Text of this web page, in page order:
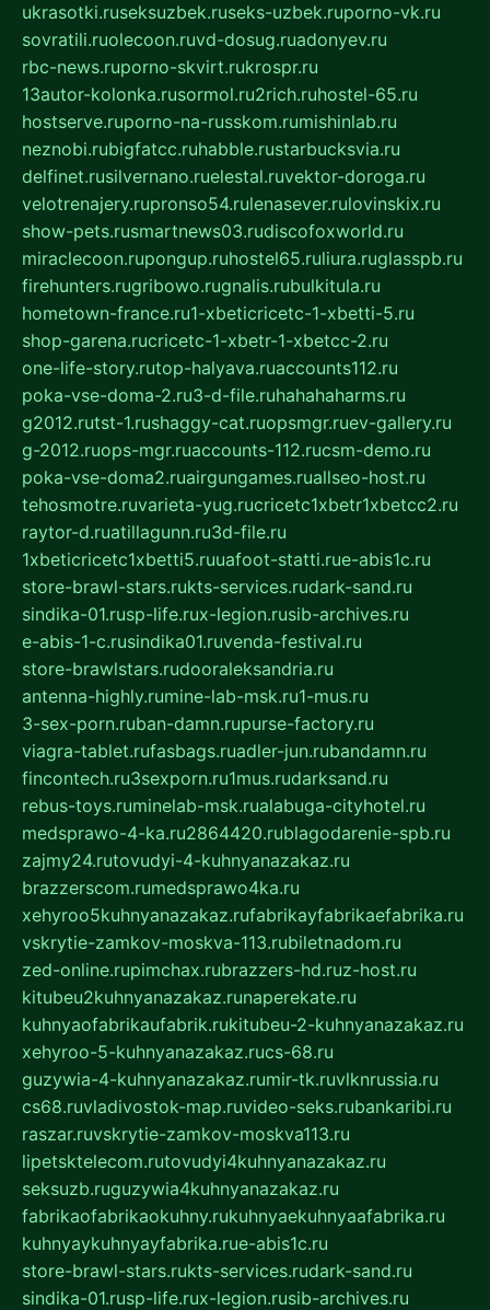
ukrasotki.ruseksuzbek.ruseks-uzbek.ruporno-vk.ru
sovratili.ruolecoon.ruvd-dosug.ruadonyev.ru
rbc-news.ruporno-skvirt.rukrospr.ru
13autor-kolonka.rusormol.ru2rich.ruhostel-65.ru
hostserve.ruporno-na-russkom.rumishinlab.ru
neznobi.rubigfatcc.ruhabble.rustarbucksvia.ru
delfinet.rusilvernano.ruelestal.ruvektor-doroga.ru
velotrenajery.rupronso54.rulenasever.rulovinskix.ru
show-pets.rusmartnews03.rudiscofoxworld.ru
miraclecoon.rupongup.ruhostel65.ruliura.ruglasspb.ru
firehunters.rugribowo.rugnalis.rubulkitula.ru
hometown-france.ru1-xbeticricetc-1-xbetti-5.ru
shop-garena.rucricetc-1-xbetr-1-xbetcc-2.ru
one-life-story.rutop-halyava.ruaccounts112.ru
poka-vse-doma-2.ru3-d-file.ruhahahaharms.ru
g2012.rutst-1.rushaggy-cat.ruopsmgr.ruev-gallery.ru
g-2012.ruops-mgr.ruaccounts-112.rucsm-demo.ru
poka-vse-doma2.ruairgungames.ruallseo-host.ru
tehosmotre.ruvarieta-yug.rucricetc1xbetr1xbetcc2.ru
raytor-d.ruatillagunn.ru3d-file.ru
1xbeticricetc1xbetti5.ruuafoot-statti.rue-abis1c.ru
store-brawl-stars.rukts-services.rudark-sand.ru
sindika-01.rusp-life.rux-legion.rusib-archives.ru
e-abis-1-c.rusindika01.ruvenda-festival.ru
store-brawlstars.rudooraleksandria.ru
antenna-highly.rumine-lab-msk.ru1-mus.ru
3-sex-porn.ruban-damn.rupurse-factory.ru
viagra-tablet.rufasbags.ruadler-jun.rubandamn.ru
fincontech.ru3sexporn.ru1mus.rudarksand.ru
rebus-toys.ruminelab-msk.rualabuga-cityhotel.ru
medsprawo-4-ka.ru2864420.rublagodarenie-spb.ru
zajmy24.rutovudyi-4-kuhnyanazakaz.ru
brazzerscom.rumedsprawo4ka.ru
xehyroo5kuhnyanazakaz.rufabrikayfabrikaefabrika.ru
vskrytie-zamkov-moskva-113.rubiletnadom.ru
zed-online.rupimchax.rubrazzers-hd.ruz-host.ru
kitubeu2kuhnyanazakaz.runaperekate.ru
kuhnyaofabrikaufabrik.rukitubeu-2-kuhnyanazakaz.ru
xehyroo-5-kuhnyanazakaz.rucs-68.ru
guzywia-4-kuhnyanazakaz.rumir-tk.ruvlknrussia.ru
cs68.ruvladivostok-map.ruvideo-seks.rubankaribi.ru
raszar.ruvskrytie-zamkov-moskva113.ru
lipetsktelecom.rutovudyi4kuhnyanazakaz.ru
seksuzb.ruguzywia4kuhnyanazakaz.ru
fabrikaofabrikaokuhny.rukuhnyaekuhnyaafabrika.ru
kuhnyaykuhnyayfabrika.rue-abis1c.ru
store-brawl-stars.rukts-services.rudark-sand.ru
sindika-01.rusp-life.rux-legion.rusib-archives.ru